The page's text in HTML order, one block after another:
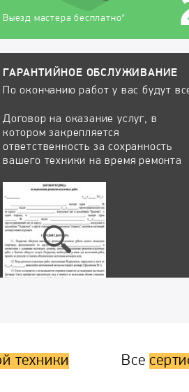
Выезд мастера бесплатно*
ГАРАНТИЙНОЕ ОБСЛУЖИВАНИЕ
По окончанию работ у вас будут
Договор на оказание услуг, в
котором закрепляется
ответственность за сохранность
вашего техники на время ремонта
техники Все